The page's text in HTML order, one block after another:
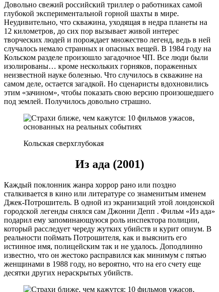
Довольно свежий российский триллер о работниках самой
глубокой экспериментальной горной шахты в мире.
Неудивительно, что скважина, уходящая в недра планеты на
12 километров, до сих пор вызывает живой интерес
творческих людей и порождает множество легенд, ведь в ней
случалось немало странных и опасных вещей. В 1984 году на
Кольском разделе произошло загадочное ЧП. Все люди были
изолированы… кроме нескольких горняков, пораженных
неизвестной науке болезнью. Что случилось в скважине на
самом деле, остается загадкой. Но сценаристы вдохновились
этим «зачином», чтобы показать свою версию произошедшего
под землей. Получилось довольно страшно.
Кольская сверхглубокая
Из ада (2001)
Каждый поклонник жанра хоррор рано или поздно
сталкивается в кино или литературе со знаменитым именем
Джек-Потрошитель. В одной из экранизаций этой лондонской
городской легенды снялся сам Джонни Депп . Фильм «Из ада»
подарил ему запоминающуюся роль инспектора полиции,
который расследует череду жутких убийств и курит опиум. В
реальности поймать Потрошителя, как и выяснить его
истинное имя, полицейским так и не удалось. Доподлинно
известно, что он жестоко расправился как минимум с пятью
женщинами в 1988 году, но вероятно, что на его счету еще
десятки других нераскрытых убийств.